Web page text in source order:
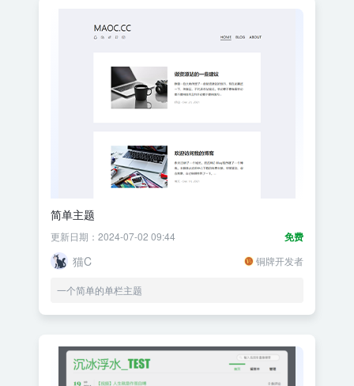
简单主题
免费
更新日期：2024-07-02 09:44
猫C 铜牌开发者
一个简单的单栏主题